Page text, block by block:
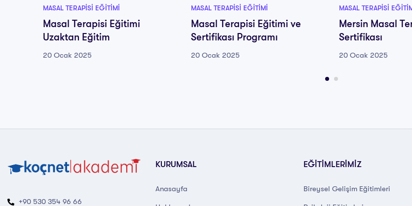
MASAL TERAPISI EĞITIMI
Masal Terapisi Eğitimi
Uzaktan Eğitim
20 Ocak 2025
MASAL TERAPISI EĞITIMI
Masal Terapisi Eğitimi ve
Sertifikası Programı
20 Ocak 2025
MASAL TERAPISI
Mersin Masal
Sertifikası
20 Ocak 2025
+90 530 354 96 66
KURUMSAL
Anasayfa
EĞİTİMLERİMİZ
Bireysel Gelişim Eğitimleri